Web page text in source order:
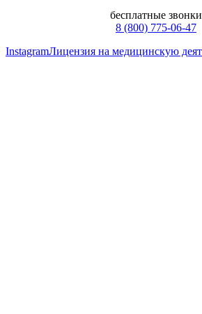
бесплатные звонки
8 (800) 775-06-47
InstagramЛицензия на медицинскую